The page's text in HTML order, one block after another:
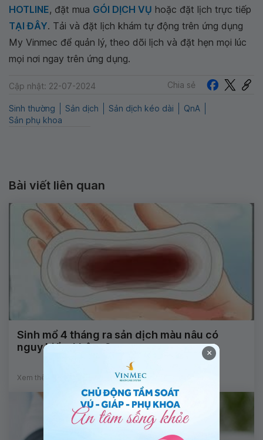
HOTLINE, đặt mua GÓI DỊCH VỤ hoặc đặt lịch trực tiếp
TẠI ĐÂY. Tải và đặt lịch khám tự động trên ứng dụng
My Vinmec để quản lý, theo dõi lịch và đặt hẹn mọi lúc
mọi nơi ngay trên ứng dụng.
Cập nhật: 22-07-2024 Chia sẻ
Sinh thường Sản dịch Sản dịch kéo dài
QnA
Sản phụ khoa
Bài viết liên quan
Sinh mổ 4 tháng ra sản dịch màu nâu có
nguy hiểm không?
Xem thêm
×